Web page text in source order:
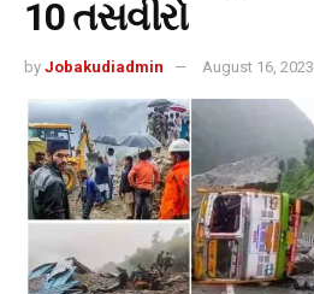
10 તસવીરો
by Jobakudiadmin August 16, 2023